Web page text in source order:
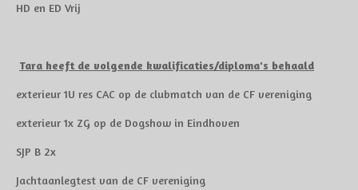
HD en ED Vrij
Tara heeft de volgende kwalificaties/diploma's behaald
exterieur 1U res CAC op de clubmatch van de CF vereniging
exterieur 1x ZG op de Dogshow in Eindhoven
SJP B 2x
Jachtaanlegtest van de CF vereniging